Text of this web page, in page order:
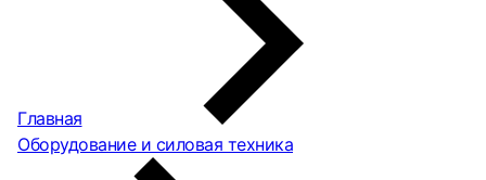
Главная
Оборудование и силовая техника